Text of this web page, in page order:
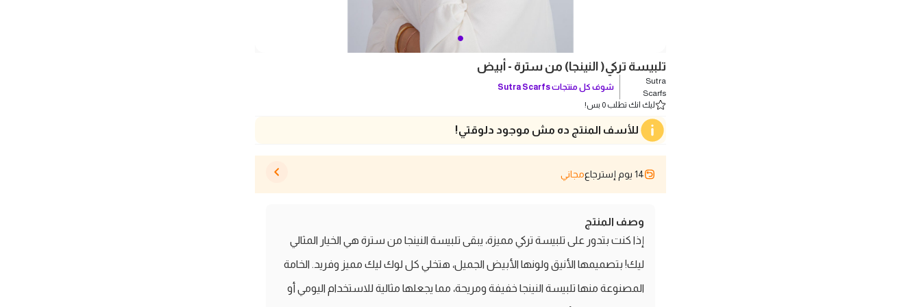
تلبيسة تركي( النينجا) من سترة - أبيض
Sutra
Scarfs
شوف كل منتجاتSutra Scarfs
ليك انك تطلب 0 بس!
للأسف المنتج ده مش موجود دلوقتي!
14 يوم إسترجاع مجاني
وصف المنتج
إذا كنت بتدور على تلبيسة تركي مميزة، يبقى تلبيسة النينجا من سترة هي الخيار المثالي
ليك! بتصميمها الأنيق ولونها الأبيض الجميل، هتخلي كل لوك ليك مميز وفريد. الخامة
المصنوعة منها تلبيسة النينجا خفيفة ومريحة، مما يجعلها مثالية للاستخدام اليومي أو